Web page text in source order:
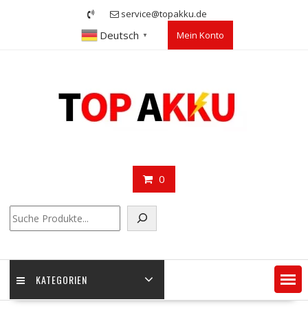
service@topakku.de
Deutsch ▼ Mein Konto
0
KATEGORIEN